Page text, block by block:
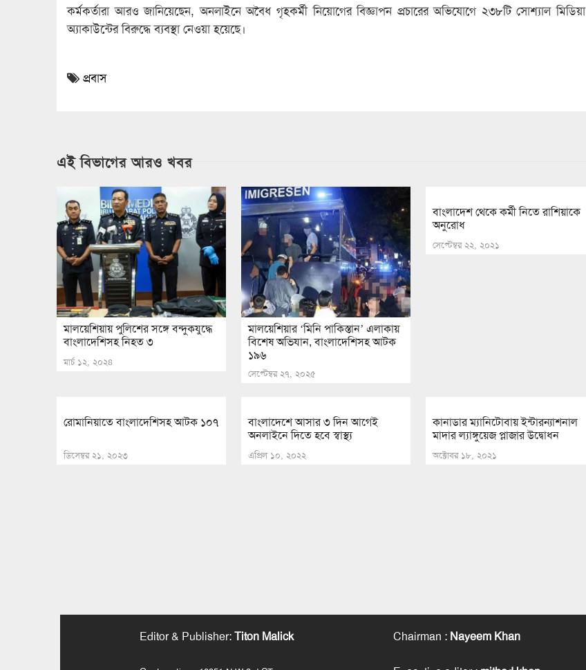
কর্মকর্তারা আরও জানিয়েছেন, অনলাইনে অবৈধ গৃহকর্মী নিয়োগের বিজ্ঞাপন প্রচারের অভিযোগে ২৩৮টি সোশ্যাল মিডিয়া
অ্যাকাউন্টের বিরুদ্ধে ব্যবস্থা নেওয়া হয়েছে।
প্রবাস
এই বিভাগের আরও খবর
মালয়েশিয়ায় পুলিশের সঙ্গে বন্দুকযুদ্ধে
বাংলাদেশিসহ নিহত ৩
মার্চ ১২, ২০২৪
মালয়েশিয়ার ‘মিনি পাকিস্তান’ এলাকায়
বিশেষ অভিযান, বাংলাদেশিসহ আটক
১৯৬
সেপ্টেম্বর ২৭, ২০২৫
বাংলাদেশ থেকে কর্মী নিতে রাশিয়াকে
অনুরোধ
সেপ্টেম্বর ২২, ২০২১
রোমানিয়াতে বাংলাদেশিসহ আটক ১০৭
ডিসেম্বর ২১, ২০২৩
বাংলাদেশে আসার ৩ দিন আগেই
অনলাইনে দিতে হবে স্বাস্থ্য
এপ্রিল ১০, ২০২২
কানাডার ম্যানিটোবায় ইন্টারন্যাশনাল
মাদার ল্যাঙ্গুয়েজ প্লাজার উদ্বোধন
অক্টোবর ১৮, ২০২১
Editor & Publisher:Titon Malick Chairman : Nayeem Khan